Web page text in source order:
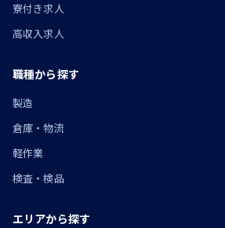
寮付き求人
高収入求人
職種から探す
製造
倉庫・物流
軽作業
検査・検品
エリアから探す